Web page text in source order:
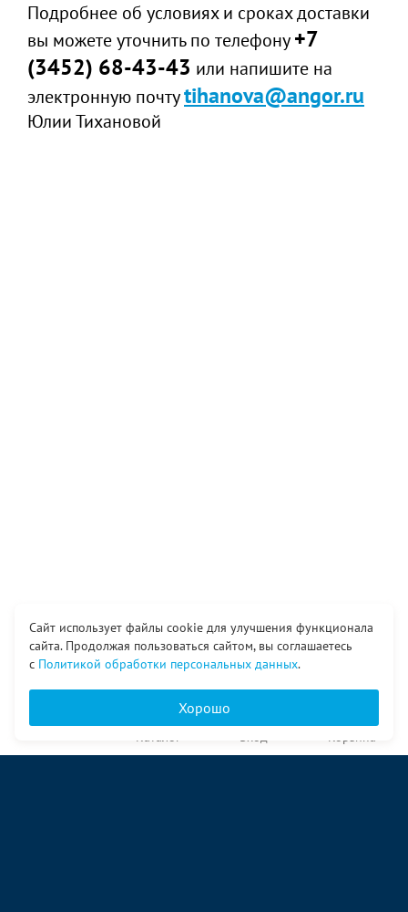
Подробнее об условиях и сроках доставки
вы можете уточнить по телефону+7
(3452) 68-43-43 или напишите на
электронную почтуtihanova@angor.ru
Юлии Тихановой
Сайт использует файлы cookie для улучшения функционала
сайта. Продолжая пользоваться сайтом, вы соглашаетесь
с Политикой обработки персональных данных.
Хорошо